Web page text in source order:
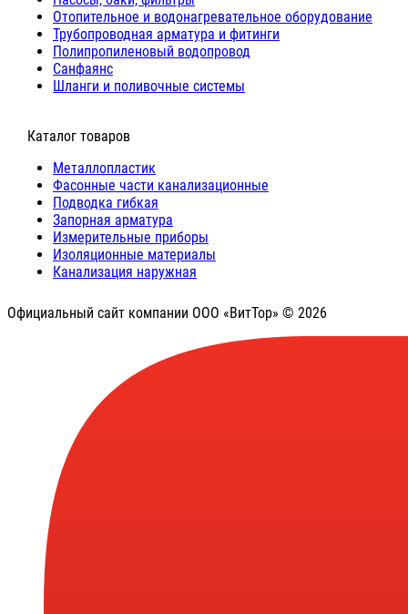
Отопительное и водонагревательное оборудование
Трубопроводная арматура и фитинги
Полипропиленовый водопровод
Санфаянс
Шланги и поливочные системы
⠀Каталог товаров
Металлопластик
Фасонные части канализационные
Подводка гибкая
Запорная арматура
Измерительные приборы
Изоляционные материалы
Канализация наружная
Официальный сайт компании ООО «ВитТор» © 2026